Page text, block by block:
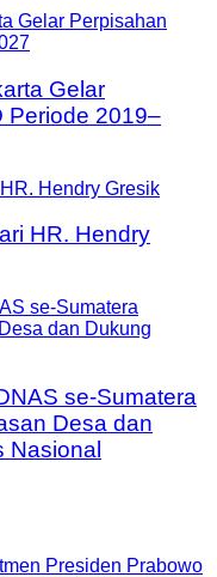
Gelar
Periode 2019–
HR. Hendry
se-Sumatera
Desa dan
Nasional